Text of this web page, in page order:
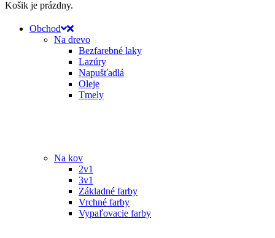
Košik je prázdny.
Obchod
Na drevo
Bezfarebné laky
Lazúry
Napušťadlá
Oleje
Tmely
Na kov
2v1
3v1
Základné farby
Vrchné farby
Vypaľovacie farby